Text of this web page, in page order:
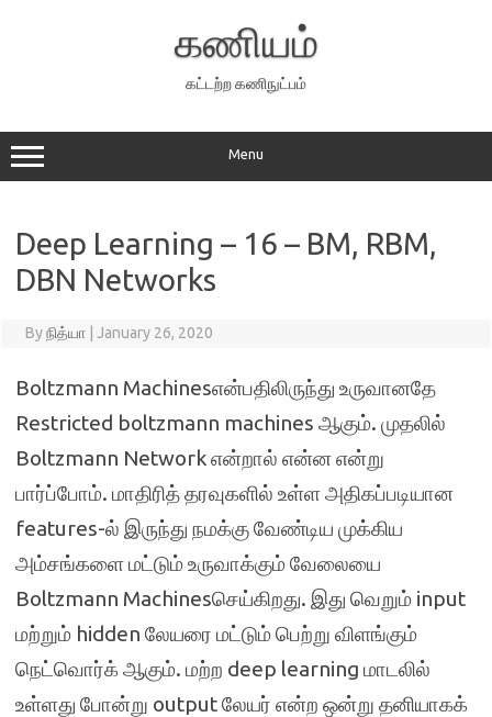
கணியம்
கட்டற்ற கணிநுட்பம்
Menu
Deep Learning – 16 – BM, RBM,
DBN Networks
Byநித்யா January 26, 2020
Boltzmann Machinesஎன்பதிலிருந்து உருவானதே
Restricted boltzmann machines ஆகும். முதலில்
Boltzmann Network என்றால் என்ன என்று
பார்ப்போம். மாதிரித் தரவுகளில் உள்ள அதிகப்படியான
features-ல் இருந்து நமக்கு வேண்டிய முக்கிய
அம்சங்களை மட்டும் உருவாக்கும் வேலையை
Boltzmann Machinesசெய்கிறது. இது வெறும் input
மற்றும் hidden லேயரை மட்டும் பெற்று விளங்கும்
நெட்வொர்க் ஆகும். மற்ற deep learning மாடலில்
உள்ளது போன்று output லேயர் என்ற ஒன்று தனியாகக்